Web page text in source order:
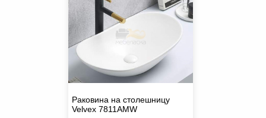
Раковина на столешницу
Velvex 7811AMW